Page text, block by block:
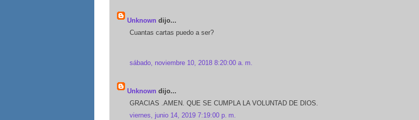
Unknown dijo...
Cuantas cartas puedo a ser?
sábado, noviembre 10, 2018 8:20:00 a. m.
Unknown dijo...
GRACIAS .AMEN. QUE SE CUMPLA LA VOLUNTAD DE DIOS.
viernes, junio 14, 2019 7:19:00 p. m.